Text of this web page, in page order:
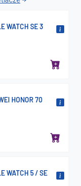
WATCH SE 3
HONOR 70
WATCH 5 / SE